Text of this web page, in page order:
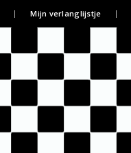
Mijn verlanglijstje